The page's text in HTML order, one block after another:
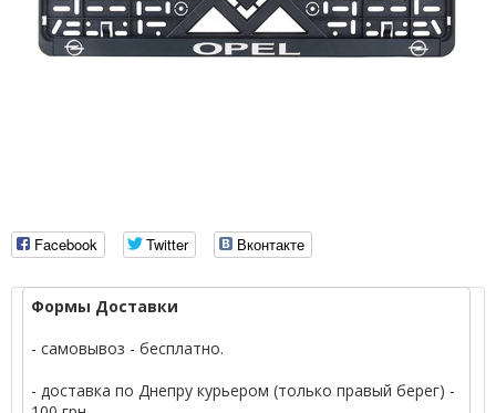
Facebook Twitter Вконтакте
Формы Доставки
- самовывоз - бесплатно.
- доставка по Днепру курьером (только правый берег) -